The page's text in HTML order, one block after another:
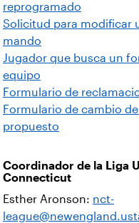
reprogramado
Solicitud para modificar
mando
Jugador que busca un
equipo
Formulario de
Formulario de cambio
propuesto
Coordinador de la Liga
Connecticut
Esther Aronson: nct-